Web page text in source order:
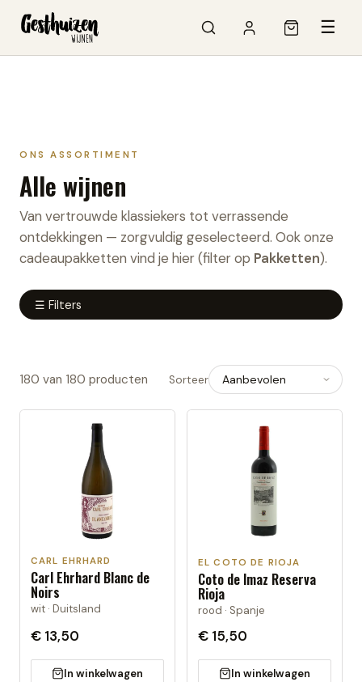
☰
ONS ASSORTIMENT
Alle wijnen
Van vertrouwde klassiekers tot verrassende
ontdekkingen — zorgvuldig geselecteerd. Ook onze
cadeaupakketten vind je hier (filter op Pakketten).
☰ Filters
180 van 180 producten Sorteer
CARL EHRHARD
Carl Ehrhard Blanc de
Noirs
wit · Duitsland
€ 13,50
In winkelwagen
EL COTO DE RIOJA
Coto de Imaz Reserva
Rioja
rood · Spanje
€ 15,50
In winkelwagen